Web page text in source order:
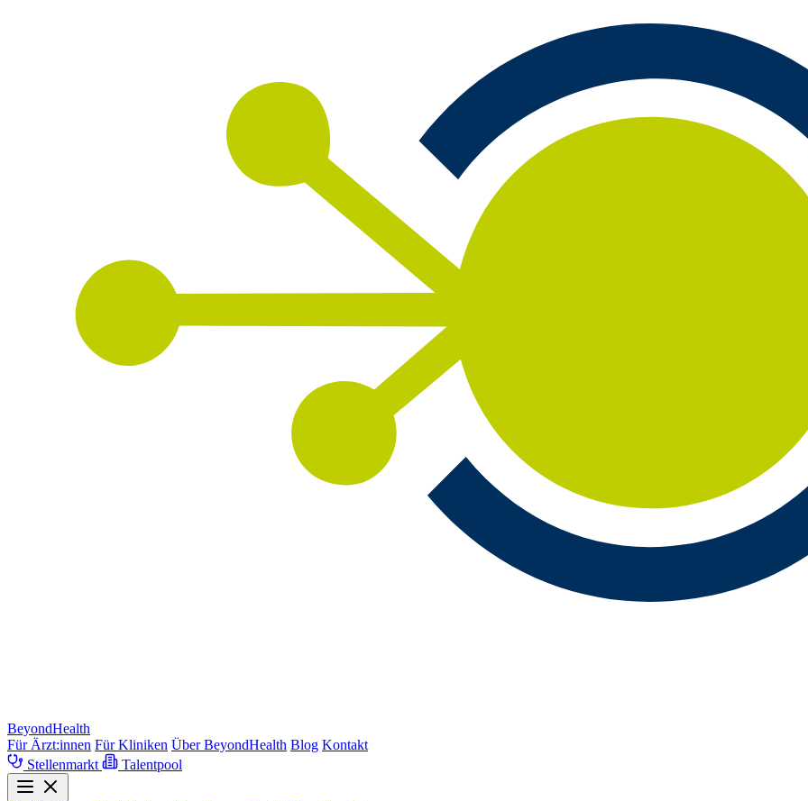
BeyondHealth
Für Ärzt:innen Für Kliniken Über BeyondHealth Blog Kontakt
Stellenmarkt
Talentpool